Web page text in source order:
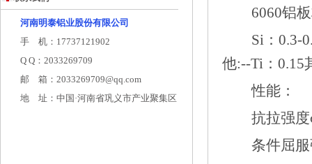
河南明泰铝业股份有限公司
手 机：17737121902
Q Q：2033269709
邮 箱：2033269709@qq.com
地 址：中国·河南省巩义市产业聚集区
6060铝
Si：0.3-
他:--Ti：
性能
抗拉强度
条件屈服